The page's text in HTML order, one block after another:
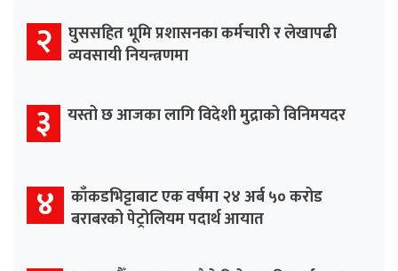
२ घुससहित भूमि प्रशासनका कर्मचारी र लेखापढी
व्यवसायी नियन्त्रणमा
३ यस्तो छ आजका लागि विदेशी मुद्राको विनिमयदर
४ काँकडभिट्टाबाट एक वर्षमा २४ अर्ब ५० करोड
बराबरको पेट्रोलियम पदार्थ आयात